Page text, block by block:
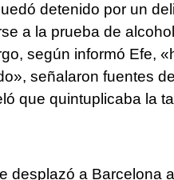
detenido por un
a la prueba de
según informó Efe,
señalaron fuentes
que quintuplicaba la
desplazó a Barcelona